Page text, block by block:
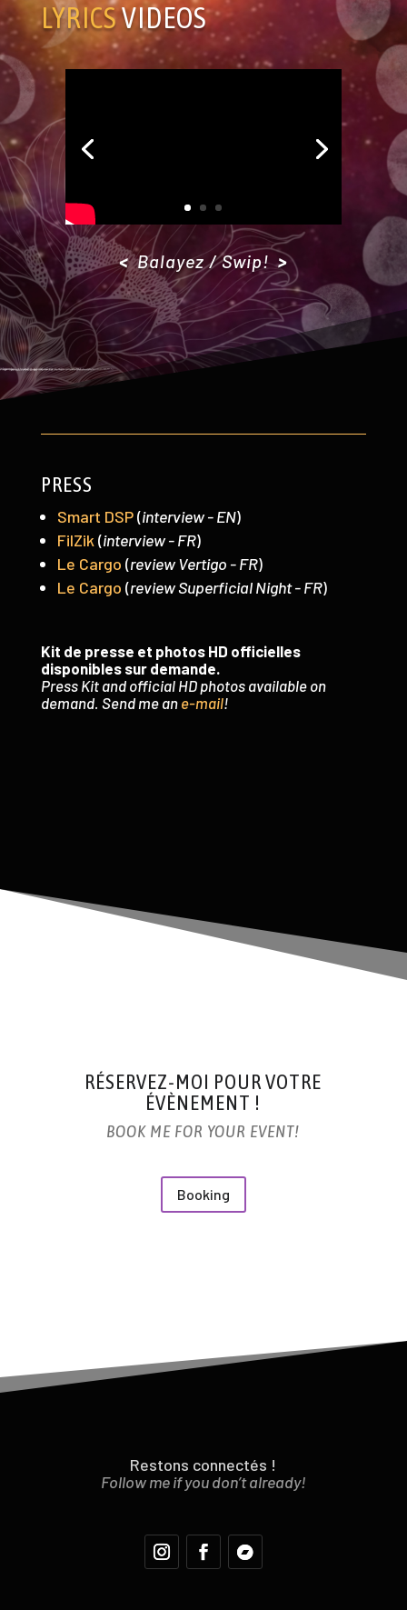
LYRICSVIDEOS
<Balayez /Swip! >
PRESS
Smart DSP(interview - EN)
FilZik (interview - FR)
Le Cargo (review Vertigo - FR)
Le Cargo (review Superficial Night - FR)
Kit de presse et photos HD officielles
disponibles sur demande.
Press Kit and official HD photos available on
demand. Send me an e-mail!
RÉSERVEZ-MOI POUR VOTRE
ÉVÈNEMENT !
BOOK ME FOR YOUR EVENT!
Booking
Restons connectés !
Follow me if you don’t already!